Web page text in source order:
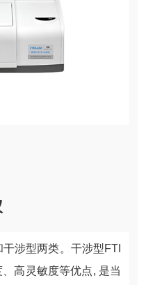
涉型两类。干涉型FTI
高灵敏度等优点, 是当